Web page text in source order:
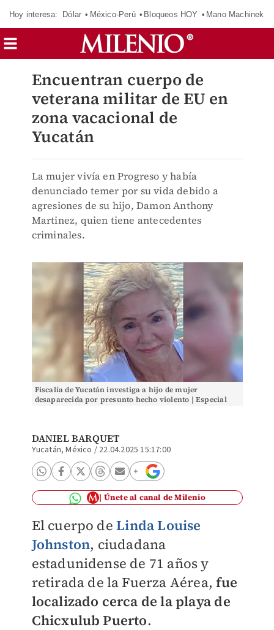
Hoy interesa: Dólar México-Perú Bloqueos HOY Mano Machinek
Encuentran cuerpo de
veterana militar de EU en
zona vacacional de
Yucatán
La mujer vivía en Progreso y había
denunciado temer por su vida debido a
agresiones de su hijo, Damon Anthony
Martinez, quien tiene antecedentes
criminales.
Fiscalía de Yucatán investiga a hijo de mujer
desaparecida por presunto hecho violento | Especial
DANIEL BARQUET
Yucatán, México / 22.04.2025 15:17:00
Únete al canal de Milenio
El cuerpo deLinda Louise
Johnston, ciudadana
estadunidense de 71 años y
retirada de la Fuerza Aérea,fue
localizado cerca de la playa de
Chicxulub Puerto.